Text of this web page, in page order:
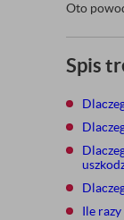
Oto
Spis
Ile